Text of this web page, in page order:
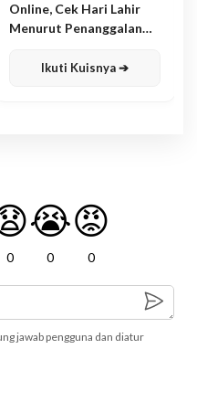
Online, Cek Hari Lahir
Menurut Penanggalan
Ikuti Kuisnya ➔
0
😭
0
😡
0
jawab pengguna dan diatur